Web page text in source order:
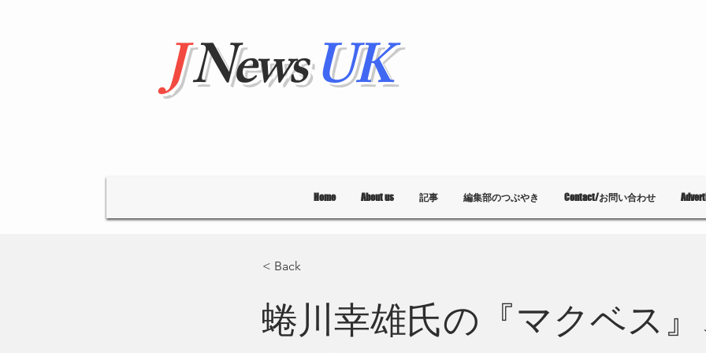
JNewsUK
Home About us 記事 編集部のつぶやき Contact/お問い合わせ
< Back
蜷川幸雄氏の『マクベス